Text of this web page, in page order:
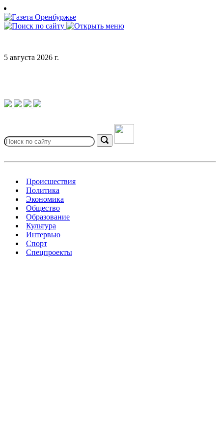
Skip
to
content
5 августа 2026 г.
for:
Search
Происшествия
Политика
Экономика
Общество
Образование
Культура
Интервью
Спорт
Спецпроекты